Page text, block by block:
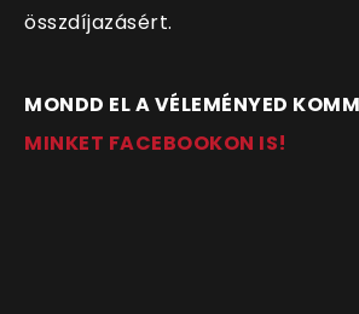
összdíjazásért.
MONDD EL A VÉLEMÉNYED
MINKET FACEBOOKON IS!